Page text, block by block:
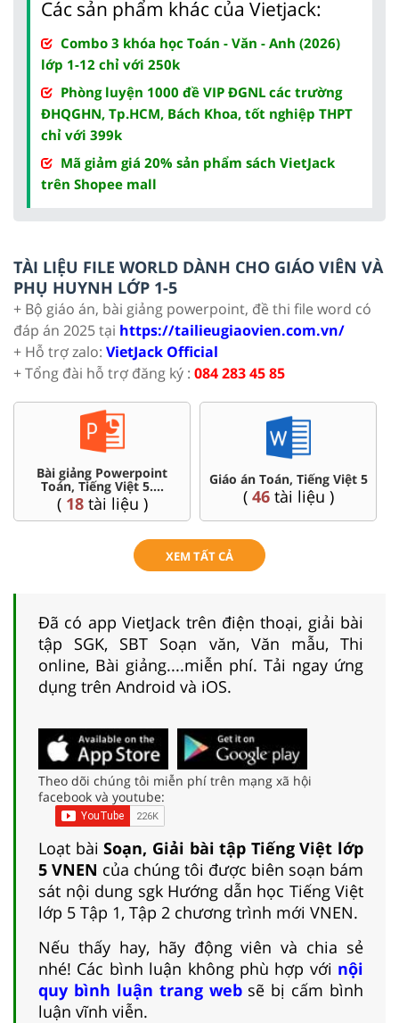
Các sản phẩm khác của Vietjack:
Combo 3 khóa học Toán - Văn - Anh (2026)
lớp 1-12 chỉ với 250k
Phòng luyện 1000 đề VIP ĐGNL các trường
ĐHQGHN, Tp.HCM, Bách Khoa, tốt nghiệp THPT
chỉ với 399k
Mã giảm giá 20% sản phẩm sách VietJack
trên Shopee mall
TÀI LIỆU FILE WORLD DÀNH CHO GIÁO VIÊN VÀ
PHỤ HUYNH LỚP 1-5
+ Bộ giáo án, bài giảng powerpoint, đề thi file word có
đáp án 2025 tại https://tailieugiaovien.com.vn/
+ Hỗ trợ zalo: VietJack Official
+ Tổng đài hỗ trợ đăng ký : 084 283 45 85
Giáo án Toán, Tiếng Việt 5
(46tài liệu )
Chuyên đề dạy thêm
Tiếng Việt ...5
(36tài liệu )
XEM TẤT CẢ
Đã có app VietJack trên điện thoại, giải bài
tập SGK, SBT Soạn văn, Văn mẫu, Thi
online, Bài giảng....miễn phí. Tải ngay ứng
dụng trên Android và iOS.
Theo dõi chúng tôi miễn phí trên mạng xã hội
facebook và youtube:
Loạt bàiSoạn, Giải bài tập Tiếng Việt lớp
5 VNEN của chúng tôi được biên soạn bám
sát nội dung sgk Hướng dẫn học Tiếng Việt
lớp 5 Tập 1, Tập 2 chương trình mới VNEN.
Nếu thấy hay, hãy động viên và chia sẻ
nhé! Các bình luận không phù hợp với nội
quy bình luận trang websẽ bị cấm bình
luận vĩnh viễn.